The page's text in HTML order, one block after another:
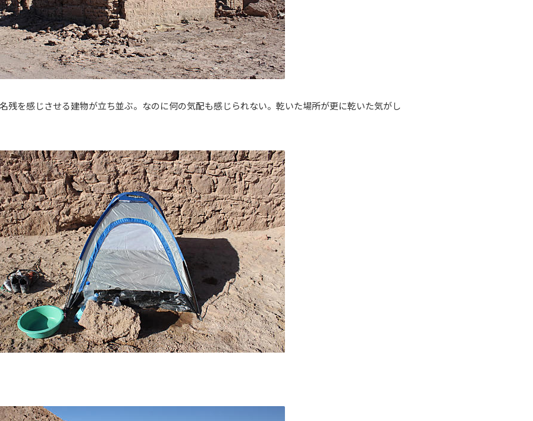
残を感じさせる建物が立ち並ぶ。なのに何の気配も感じられない。乾いた場所が更に乾いた気がし